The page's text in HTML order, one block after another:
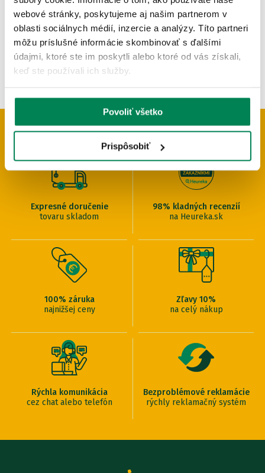
webové stránky, poskytujeme aj našim partnerom v
oblasti sociálnych médií, inzercie a analýzy. Títo partneri
môžu príslušné informácie skombinovať s ďalšími
údajmi, ktoré ste im poskytli alebo ktoré od vás získali,
keď ste používali ich služby.
Povoliť všetko
Prispôsobiť
pôvodneod 4.42 €
PREČO U NÁS NAKUPOVAŤ
Expresné doručenie
tovaru skladom
98% kladných recenzií
na Heureka.sk
100% záruka
najnižšej ceny
Zľavy 10%
na celý nákup
Rýchla komunikácia
cez chat alebo telefón
Bezproblémové reklamácie
rýchly reklamačný systém